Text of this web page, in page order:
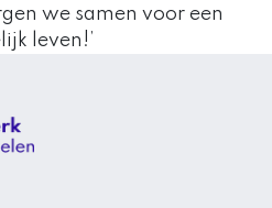
we samen voor een
leven!’